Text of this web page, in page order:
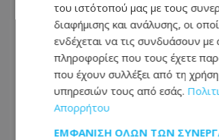
03
04
05
...
44
του ιστότοπού μας με τους
διαφήμισης και ανάλυσης, οι
ενδέχεται να τις συνδυάσουν με
πληροφορίες που τους έχετε
που έχουν συλλέξει από τη
υπηρεσιών τους από εσάς.
Απορρήτου
ΕΜΦΆΝΙΣΗ ΌΛΩΝ ΤΩΝ